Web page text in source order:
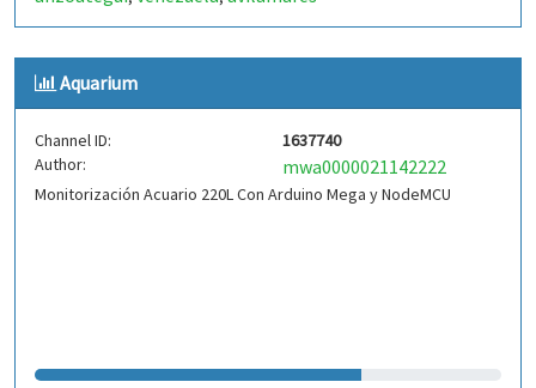
Aquarium
Channel ID:
1637740
Author:
mwa0000021142222
Monitorización Acuario 220L Con Arduino Mega y NodeMCU